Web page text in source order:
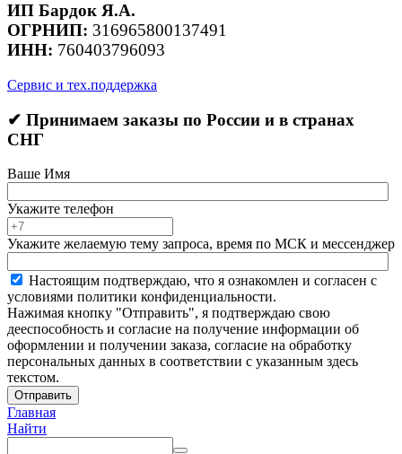
ИП Бардок Я.А.
ОГРНИП: 316965800137491
ИНН: 760403796093
Сервис и тех.поддержка
✔ Принимаем заказы по России и в странах
СНГ
Ваше Имя
Укажите телефон
Укажите желаемую тему запроса, время по МСК и мессенджер
Настоящим подтверждаю, что я ознакомлен и согласен с
условиями политики конфиденциальности.
Нажимая кнопку "Отправить", я подтверждаю свою
дееспособность и согласие на получение информации об
оформлении и получении заказа, согласие на обработку
персональных данных в соответствии с указанным здесь
текстом.
Отправить
Главная
Найти